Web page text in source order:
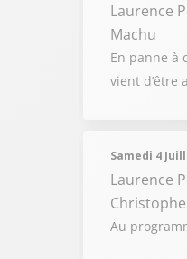
Laurence
Machu
En panne à
vient d’être
Samedi 4
Laurence
Christophe
Au